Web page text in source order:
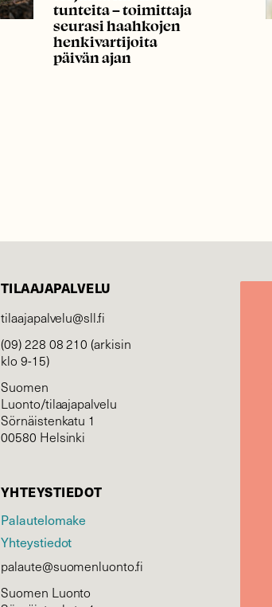
tunteita – toimittaja
seurasi haahkojen
henkivartijoita
päivän ajan
TILAAJAPALVELU
tilaajapalvelu@sll.fi
(09) 228 08 210 (arkisin
klo 9-15)
Suomen
Luonto/tilaajapalvelu
Sörnäistenkatu 1
00580 Helsinki
YHTEYSTIEDOT
Palautelomake
Yhteystiedot
palaute@suomenluonto.fi
Suomen Luonto